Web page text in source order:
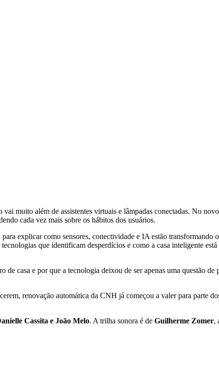
muito além de assistentes virtuais e lâmpadas conectadas. No
cada vez mais sobre os hábitos dos usuários.
para explicar como sensores, conectividade e IA estão transformando
que identificam desperdícios e como a casa inteligente
casa e por que a tecnologia deixou de ser apenas uma questão
renovação automática da CNH já começou a valer para parte
Cassita e João Melo. A trilha sonora é de Guilherme Zomer,